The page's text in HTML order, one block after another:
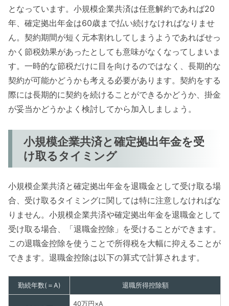
となっています。小規模企業共済は任意解約であれば20
年、確定拠出年金は60歳まで払い続けなければなりませ
ん。契約期間が短く元本割れしてしまうようであればせっ
かく節税効果があったとしても意味がなくなってしまいま
す。一時的な節税だけに目を向けるのではなく、長期的な
契約が可能かどうかも考える必要があります。契約をする
際には長期的に契約を続けることができるかどうか、掛金
が妥当かどうかよく検討してから加入しましょう。
小規模企業共済と確定拠出年金を受
け取るタイミング
小規模企業共済と確定拠出年金を退職金として受け取る場
合、受け取るタイミングに関しては特に注意しなければな
りません。小規模企業共済や確定拠出年金を退職金として
受け取る場合、「退職金控除」を受けることができます。
この退職金控除を使うことで所得税を大幅に抑えることが
できます。退職金控除は以下の算式で計算されます。
勤続年数(＝A) 退職所得控除額
40万円×A